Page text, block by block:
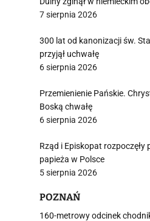
7 sierpnia 2026
300 lat od kanonizacji św.
przyjął uchwałę
6 sierpnia 2026
Przemienienie Pańskie.
Boską chwałę
6 sierpnia 2026
Rząd i Episkopat
papieża w Polsce
5 sierpnia 2026
POZNAŃ
160-metrowy odcinek